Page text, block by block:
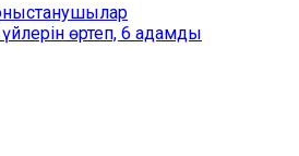
өртеп, 6 адамды